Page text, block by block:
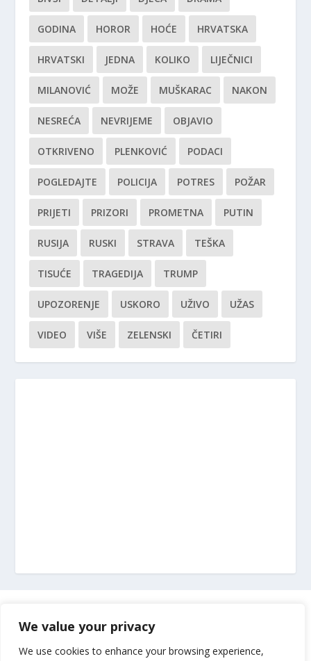
We value your privacy
We use cookies to enhance your browsing experience,
GODINA HOROR HOĆE HRVATSKA
HRVATSKI JEDNA KOLIKO LIJEČNICI
MILANOVIĆ MOŽE MUŠKARAC NAKON
NESREĆA NEVRIJEME OBJAVIO
OTKRIVENO PLENKOVIĆ PODACI
POGLEDAJTE POLICIJA POTRES POŽAR
PRIJETI PRIZORI PROMETNA PUTIN
RUSIJA RUSKI STRAVA TEŠKA
TISUĆE TRAGEDIJA TRUMP
UPOZORENJE USKORO UŽIVO UŽAS
VIDEO VIŠE ZELENSKI ČETIRI
Impressum